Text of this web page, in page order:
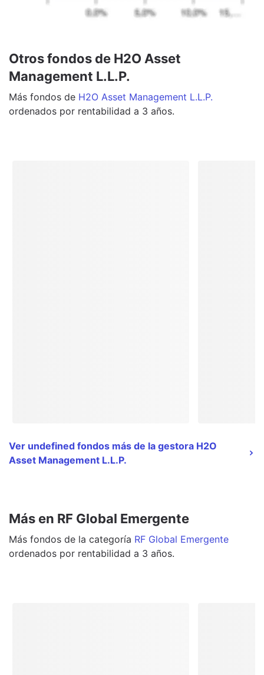
Otros fondos de H2O Asset
Management L.L.P.
Más fondos de H2O Asset Management L.L.P.
ordenados por rentabilidad a 3 años.
Ver undefined fondos más de la gestora H2O
Asset Management L.L.P.
Más en RF Global Emergente
Más fondos de la categoría RF Global Emergente
ordenados por rentabilidad a 3 años.